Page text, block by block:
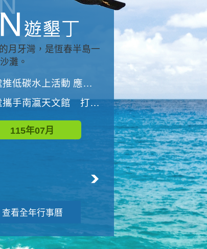
水上活動 應屆畢業生限額免費參加
瀛天文館 打造沉浸式天文探索營隊
115年07月
與國家公園有約-優游潮間
115年08月
查看全年行事曆